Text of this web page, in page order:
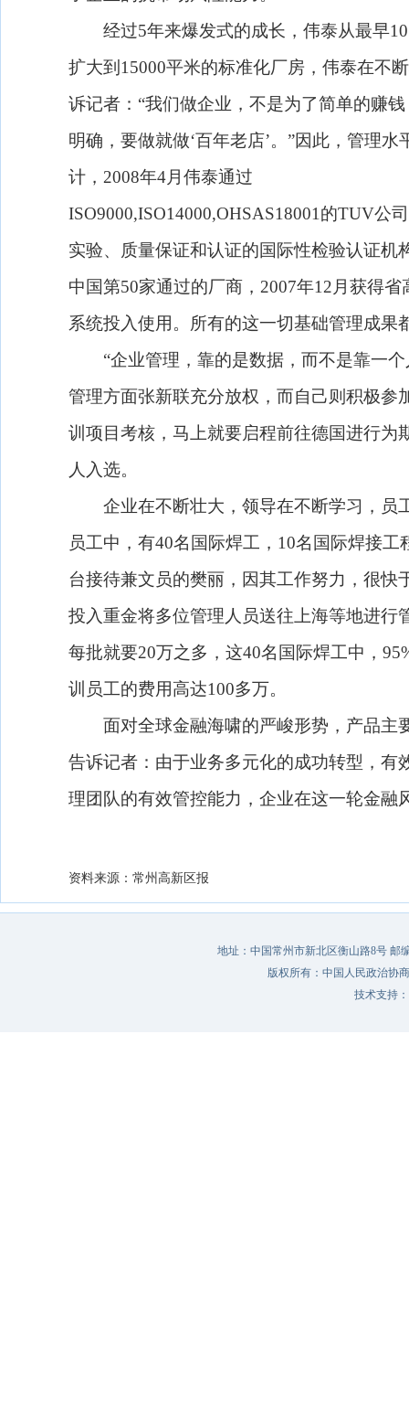
经过5年来爆发式的成长，伟泰从最早10
扩大到 15000平米的标准化厂房，伟泰在不
诉记者：“我们做企业，不是为了简单的赚
明确，要做就做‘百年老店’。”因此，管理
计， 2008年4月伟泰通过
ISO9000,ISO14000,OHSAS18001 的TUV公
实验、质量保证和认证的国际性检验认证机
中国第50家通过的厂商， 2007年12 月获得
系统投入使用。所有的这一切基础管理成
“企业管理，靠的是数据，而不是靠一个
管理方面张新联充分放权，而自己则积极
训项目考核，马上就要启程前往德国进行
人入选。
企业在不断壮大，领导在不断学习，员
员工中，有40名国际焊工， 10名国际焊接工
台接待兼文员的樊丽，因其工作努力，很
投入重金将多位管理人员送往上海等地进
每批就要20万之多，这40名国际焊工中，
训员工的费用高达100多万。
面对全球金融海啸的严峻形势，产品主
告诉记者：由于业务多元化的成功转型，
理团队的有效管控能力，企业在这一轮金
资料来源：常州高新区报
地址：中国常州市新北区衡山路8号 邮
版权所有：中国人民政治协
技术支持：